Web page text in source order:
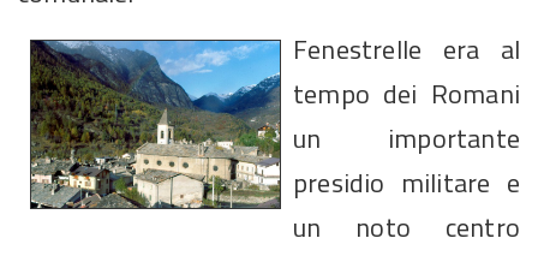
Fenestrelle era al
tempo dei Romani
un importante
presidio militare e
un noto centro